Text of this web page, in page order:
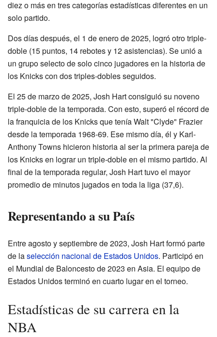
diez o más en tres categorías estadísticas diferentes en un
solo partido.
Dos días después, el 1 de enero de 2025, logró otro triple-
doble (15 puntos, 14 rebotes y 12 asistencias). Se unió a
un grupo selecto de solo cinco jugadores en la historia de
los Knicks con dos triples-dobles seguidos.
El 25 de marzo de 2025, Josh Hart consiguió su noveno
triple-doble de la temporada. Con esto, superó el récord de
la franquicia de los Knicks que tenía Walt "Clyde" Frazier
desde la temporada 1968-69. Ese mismo día, él y Karl-
Anthony Towns hicieron historia al ser la primera pareja de
los Knicks en lograr un triple-doble en el mismo partido. Al
final de la temporada regular, Josh Hart tuvo el mayor
promedio de minutos jugados en toda la liga (37,6).
Representando a su País
Entre agosto y septiembre de 2023, Josh Hart formó parte
de laselección nacional de Estados Unidos. Participó en
el Mundial de Baloncesto de 2023 en Asia. El equipo de
Estados Unidos terminó en cuarto lugar en el torneo.
Estadísticas de su carrera en la
NBA